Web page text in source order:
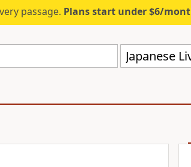
passage. Plans start under $6/
Japanese